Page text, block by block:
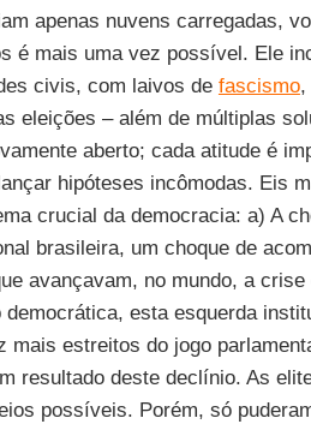
apenas nuvens carregadas,
é mais uma vez possível. Ele
civis, com laivos de fascismo,
eleições – além de múltiplas
aberto; cada atitude é
hipóteses incômodas. Eis
crucial da democracia: a) A
brasileira, um choque de
avançavam, no mundo, a crise
esta esquerda
mais estreitos do jogo
resultado deste declínio. As
possíveis. Porém, só